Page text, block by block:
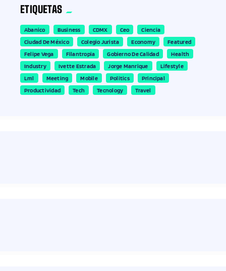
ETIQUETAS
Abanico Business CDMX Ceo
Ciencia
Ciudad De México
Colegio Jurista Economy
Featured
Felipe Vega
Filantropia Gobierno De Calidad
Health
Industry
Ivette Estrada Jorge Manrique
Lifestyle
Lml
Meeting Mobile Politics
Principal
Productividad
Tech Tecnology Travel